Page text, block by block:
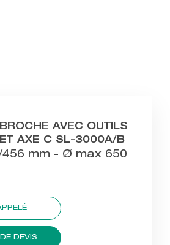
AVEC OUTILS
AXE C SL-3000A/B
mm - Ø max 650
DEVIS